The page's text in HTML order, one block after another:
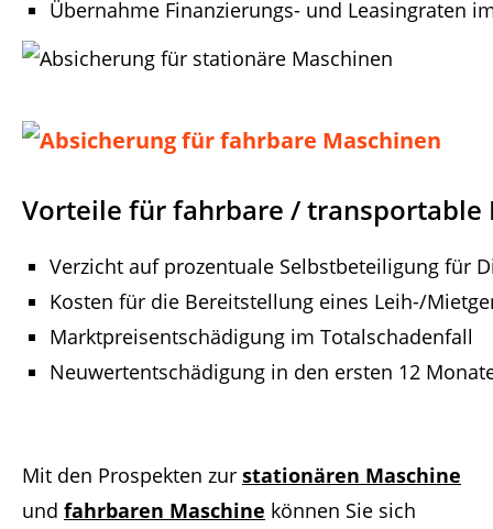
Übernahme Finanzierungs- und Leasingraten
Vorteile für fahrbare / transportable
Verzicht auf prozentuale Selbstbeteiligung für
Kosten für die Bereitstellung eines Leih-/
Marktpreisentschädigung im Totalschadenfall
Neuwertentschädigung in den ersten 12
Mit den Prospekten zur stationären Maschine
und fahrbaren Maschine können Sie sich